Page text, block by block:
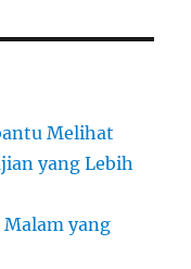
Melihat
yang Lebih
yang